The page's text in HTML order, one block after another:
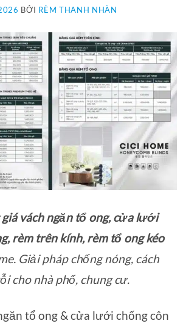
BỞI RÈM THANH NHÀN
giá vách ngăn tổ ong, cửa lưới
rèm trên kính, rèm tổ ong kéo
Giải pháp chống nóng, cách
cho nhà phố, chung cư.
tổ ong & cửa lưới chống côn